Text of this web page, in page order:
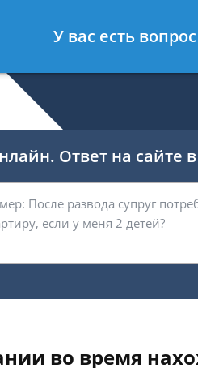
по гражданскому праву
Ответ на сайте
во время
У вас есть